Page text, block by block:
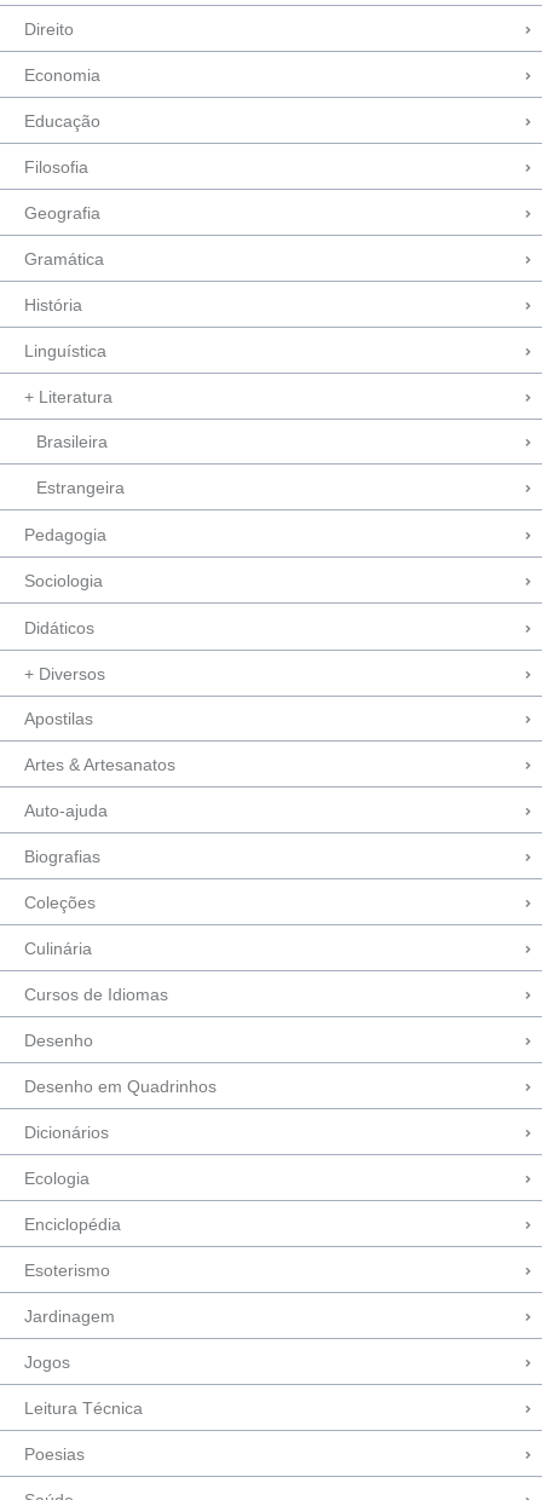
Direito
Economia
Educação
Filosofia
Geografia
Gramática
História
Linguística
+ Literatura
Brasileira
Estrangeira
Pedagogia
Sociologia
Didáticos
+ Diversos
Apostilas
Artes & Artesanatos
Auto-ajuda
Biografias
Coleções
Culinária
Cursos de Idiomas
Desenho
Desenho em Quadrinhos
Dicionários
Ecologia
Enciclopédia
Esoterismo
Jardinagem
Jogos
Leitura Técnica
Poesias